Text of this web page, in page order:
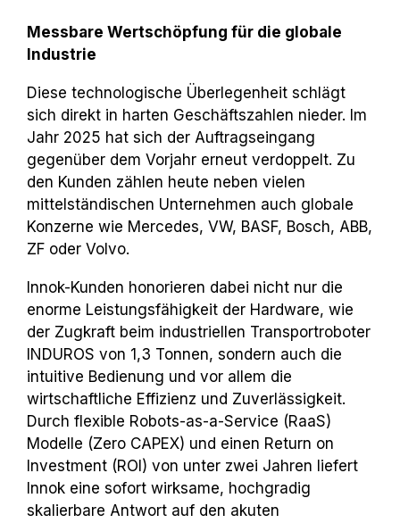
Messbare Wertschöpfung für die globale
Industrie
Diese technologische Überlegenheit schlägt
sich direkt in harten Geschäftszahlen nieder. Im
Jahr 2025 hat sich der Auftragseingang
gegenüber dem Vorjahr erneut verdoppelt. Zu
den Kunden zählen heute neben vielen
mittelständischen Unternehmen auch globale
Konzerne wie Mercedes, VW, BASF, Bosch, ABB,
ZF oder Volvo.
Innok-Kunden honorieren dabei nicht nur die
enorme Leistungsfähigkeit der Hardware, wie
der Zugkraft beim industriellen Transportroboter
INDUROS von 1,3 Tonnen, sondern auch die
intuitive Bedienung und vor allem die
wirtschaftliche Effizienz und Zuverlässigkeit.
Durch flexible Robots-as-a-Service (RaaS)
Modelle (Zero CAPEX) und einen Return on
Investment (ROI) von unter zwei Jahren liefert
Innok eine sofort wirksame, hochgradig
skalierbare Antwort auf den akuten